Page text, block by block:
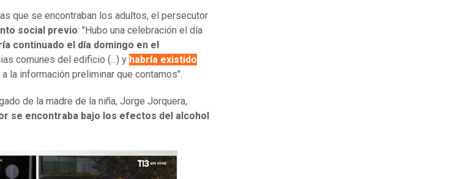
que se encontraban los adultos, el persecutor
social previo: "Hubo una celebración el día
continuado el día domingo en el
comunes del edificio (...) y habría existido
la información preliminar que contamos".
de la madre de la niña, Jorge Jorquera,
se encontraba bajo los efectos del alcohol